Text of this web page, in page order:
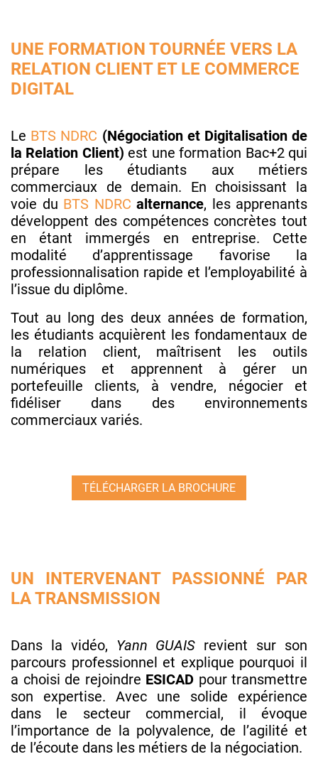
UNE FORMATION TOURNÉE VERS LA
RELATION CLIENT ET LE COMMERCE
DIGITAL
Le BTS NDRC (Négociation et Digitalisation de
la Relation Client) est une formation Bac+2 qui
prépare les étudiants aux métiers
commerciaux de demain. En choisissant la
voie du BTS NDRC alternance, les apprenants
développent des compétences concrètes tout
en étant immergés en entreprise. Cette
modalité d’apprentissage favorise la
professionnalisation rapide et l’employabilité à
l’issue du diplôme.
Tout au long des deux années de formation,
les étudiants acquièrent les fondamentaux de
la relation client, maîtrisent les outils
numériques et apprennent à gérer un
portefeuille clients, à vendre, négocier et
fidéliser dans des environnements
commerciaux variés.
TÉLÉCHARGER LA BROCHURE
UN INTERVENANT PASSIONNÉ PAR
LA TRANSMISSION
Dans la vidéo, Yann GUAIS revient sur son
parcours professionnel et explique pourquoi il
a choisi de rejoindre ESICAD pour transmettre
son expertise. Avec une solide expérience
dans le secteur commercial, il évoque
l’importance de la polyvalence, de l’agilité et
de l’écoute dans les métiers de la négociation.